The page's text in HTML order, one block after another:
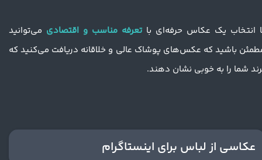
انتخاب یک عکاس حرفه‌ای با تعرفه مناسب و اقتصادی می‌توانید
باشید که عکس‌های پوشاک عالی و خلاقانه دریافت می‌کنید که
شما را به خوبی نشان دهند.
عکاسی از لباس برای اینستاگرام​​​​​​​